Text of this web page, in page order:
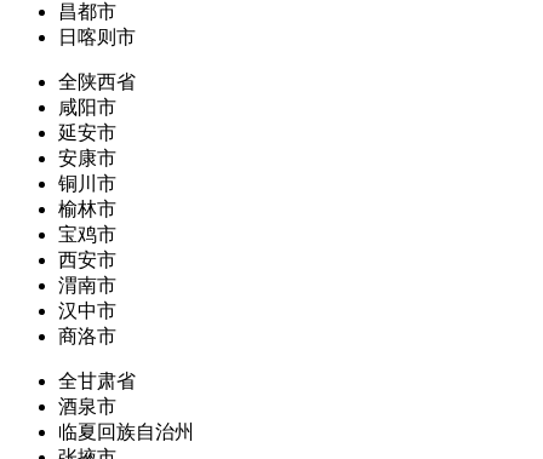
昌都市
日喀则市
全陕西省
咸阳市
延安市
安康市
铜川市
榆林市
宝鸡市
西安市
渭南市
汉中市
商洛市
全甘肃省
酒泉市
临夏回族自治州